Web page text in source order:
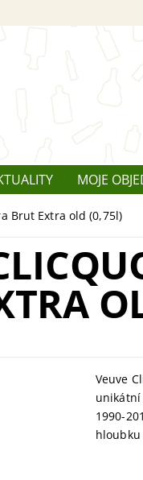
MOJE
Brut Extra old (0,75l)
Veuve
unikátní
1990-